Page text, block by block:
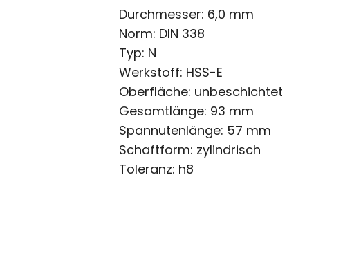
Durchmesser: 6,0 mm
Norm: DIN 338
Typ: N
Werkstoff: HSS-E
Oberfläche: unbeschichtet
Gesamtlänge: 93 mm
Spannutenlänge: 57 mm
Schaftform: zylindrisch
Toleranz: h8